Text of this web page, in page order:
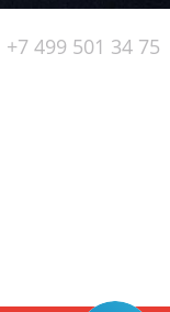
+7 499 501 34 75